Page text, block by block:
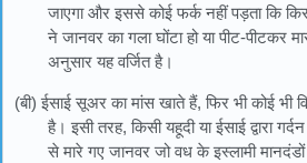
जाएगा और इससे कोई फर्क नहीं पड़ता कि
ने जानवर का गला घोंटा हो या पीट-पीटकर
अनुसार यह वर्जित है।
(बी) ईसाई सूअर का मांस खाते हैं, फिर भी कोई भी
है। इसी तरह, किसी यहूदी या ईसाई द्वारा
से मारे गए जानवर जो वध के इस्लामी